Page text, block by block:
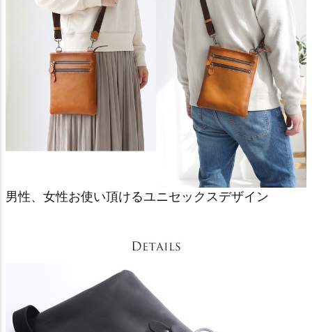
男性、女性お使い頂けるユニセックスデザイン